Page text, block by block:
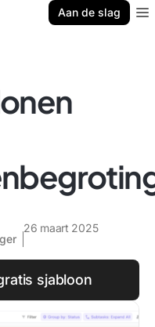
Aan de slag
26 maart 2025
sjabloon